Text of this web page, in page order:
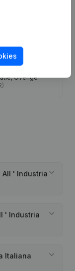
Benoemingen
Overige
All ' Industria
' Industria
Italiana